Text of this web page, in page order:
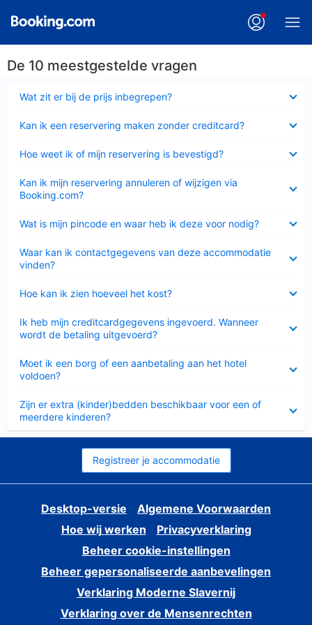
De 10 meestgestelde vragen
Wat zit er bij de prijs inbegrepen?
Kan ik een reservering maken zonder creditcard?
Hoe weet ik of mijn reservering is bevestigd?
Kan ik mijn reservering annuleren of wijzigen via
Booking.com?
Wat is mijn pincode en waar heb ik deze voor nodig?
Waar kan ik contactgegevens van deze accommodatie
vinden?
Hoe kan ik zien hoeveel het kost?
Ik heb mijn creditcardgegevens ingevoerd. Wanneer
wordt de betaling uitgevoerd?
Moet ik een borg of een aanbetaling aan het hotel
voldoen?
Zijn er extra (kinder)bedden beschikbaar voor een of
meerdere kinderen?
Registreer je accommodatie
Desktop-versie
Algemene Voorwaarden
Hoe wij werken
Privacyverklaring
Beheer cookie-instellingen
Beheer gepersonaliseerde aanbevelingen
Verklaring Moderne Slavernij
Verklaring over de Mensenrechten